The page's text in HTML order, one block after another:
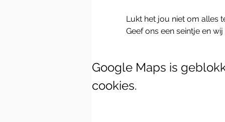
Lukt het jou niet om alles
Geef ons een seintje en
Google Maps is
cookies.